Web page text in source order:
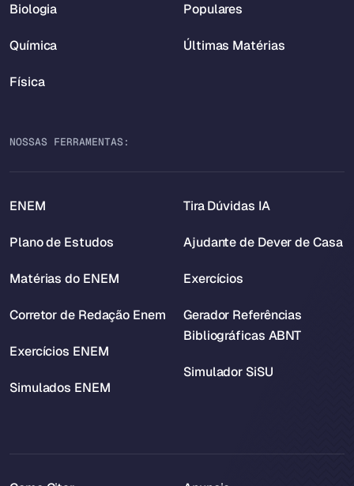
Biologia
Química
Física
Populares
Últimas Matérias
NOSSAS FERRAMENTAS:
ENEM
Plano de Estudos
Matérias do ENEM
Corretor de Redação Enem
Exercícios ENEM
Simulados ENEM
Tira Dúvidas IA
Ajudante de Dever de Casa
Exercícios
Gerador Referências
Bibliográficas ABNT
Simulador SiSU